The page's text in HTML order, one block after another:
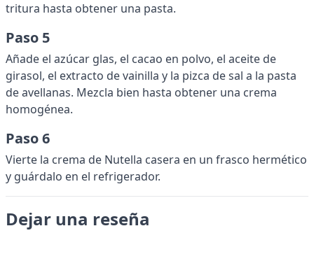
tritura hasta obtener una pasta.
Paso 5
Añade el azúcar glas, el cacao en polvo, el aceite de
girasol, el extracto de vainilla y la pizca de sal a la pasta
de avellanas. Mezcla bien hasta obtener una crema
homogénea.
Paso 6
Vierte la crema de Nutella casera en un frasco hermético
y guárdalo en el refrigerador.
Dejar una reseña